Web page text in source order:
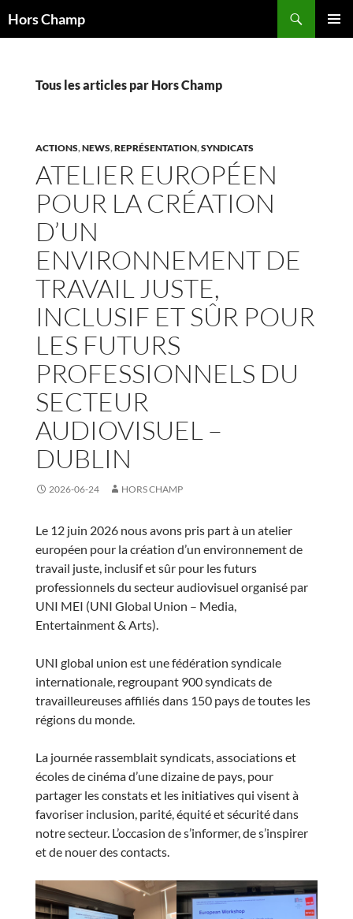
auHors Champ
Tous les articles par Hors Champ
ACTIONS,NEWS,REPRÉSENTATION,SYNDICATS
ATELIER EUROPÉEN
POUR LA CRÉATION
D’UN
ENVIRONNEMENT DE
TRAVAIL JUSTE,
INCLUSIF ET SÛR POUR
LES FUTURS
PROFESSIONNELS DU
SECTEUR
AUDIOVISUEL –
DUBLIN
2026-06-24 HORS CHAMP
Le 12 juin 2026 nous avons pris part à un atelier
européen pour la création d’un environnement de
travail juste, inclusif et sûr pour les futurs
professionnels du secteur audiovisuel organisé par
UNI MEI (UNI Global Union – Media,
Entertainment & Arts).
UNI global union est une fédération syndicale
internationale, regroupant 900 syndicats de
travailleureuses affiliés dans 150 pays de toutes les
régions du monde.
La journée rassemblait syndicats, associations et
écoles de cinéma d’une dizaine de pays, pour
partager les constats et les initiatives qui visent à
favoriser inclusion, parité, équité et sécurité dans
notre secteur. L’occasion de s’informer, de s’inspirer
et de nouer des contacts.